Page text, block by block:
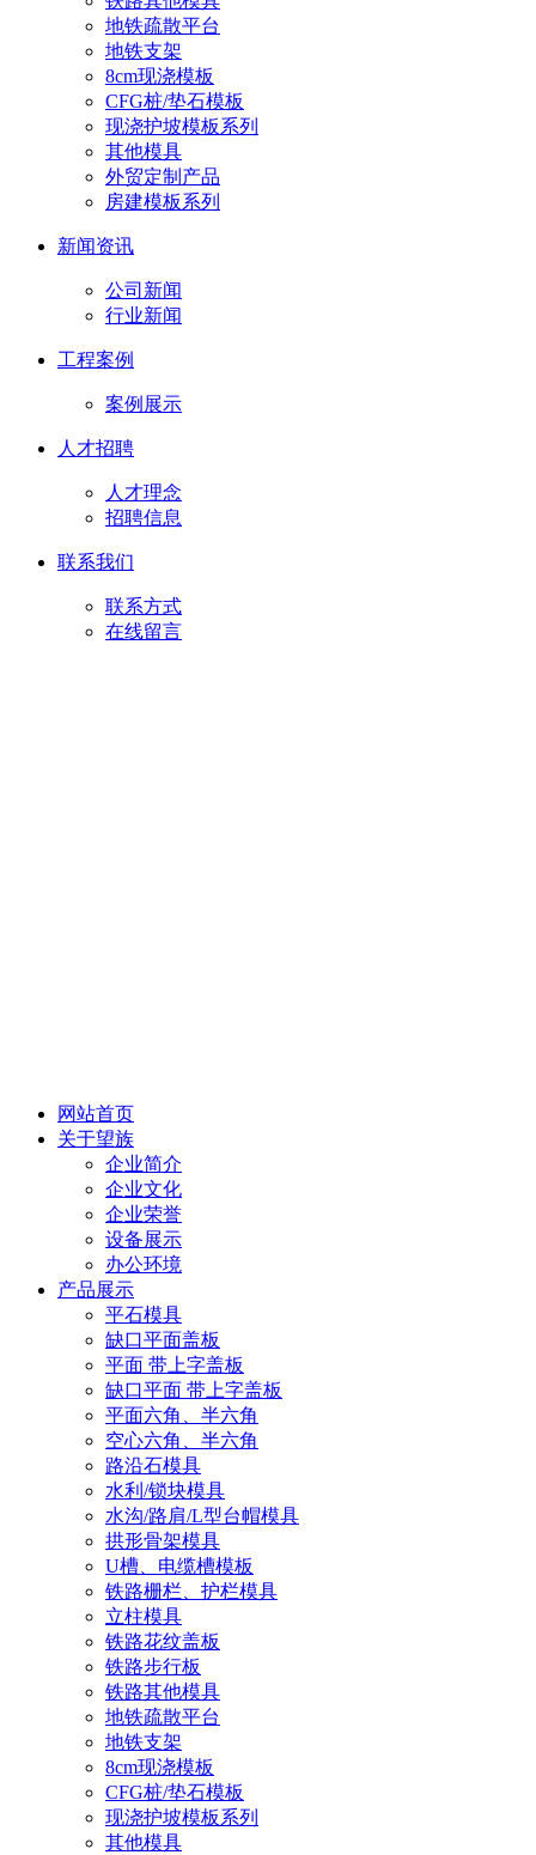
地铁疏散平台
地铁支架
8cm现浇模板
CFG桩/垫石模板
现浇护坡模板系列
其他模具
外贸定制产品
房建模板系列
新闻资讯
公司新闻
行业新闻
工程案例
案例展示
人才招聘
人才理念
招聘信息
联系我们
联系方式
在线留言
网站首页
关于望族
企业简介
企业文化
企业荣誉
设备展示
办公环境
产品展示
平石模具
缺口平面盖板
平面 带上字盖板
缺口平面 带上字盖板
平面六角、半六角
空心六角、半六角
路沿石模具
水利/锁块模具
水沟/路肩/L型台帽模具
拱形骨架模具
U槽、电缆槽模板
铁路栅栏、护栏模具
立柱模具
铁路花纹盖板
铁路步行板
铁路其他模具
地铁疏散平台
地铁支架
8cm现浇模板
CFG桩/垫石模板
现浇护坡模板系列
其他模具